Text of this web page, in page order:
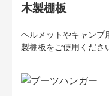
木製棚板
ヘルメットやキャンプ
製棚板をご使用くださ